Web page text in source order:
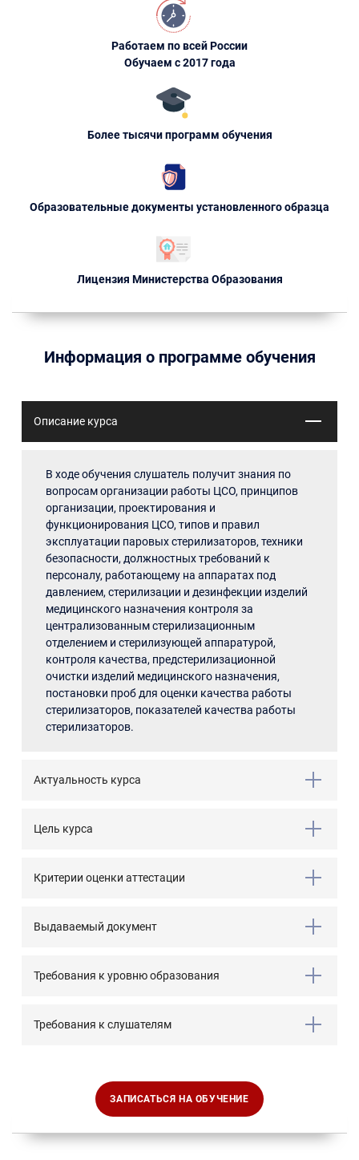
Работаем по всей России
Обучаем с 2017 года
Более тысячи программ обучения
Образовательные документы установленного образца
Лицензия Министерства Образования
Информация о программе обучения
Описание курса
В ходе обучения слушатель получит знания по
вопросам организации работы ЦСО, принципов
организации, проектирования и
функционирования ЦСО, типов и правил
эксплуатации паровых стерилизаторов, техники
безопасности, должностных требований к
персоналу, работающему на аппаратах под
давлением, стерилизации и дезинфекции изделий
медицинского назначения контроля за
централизованным стерилизационным
отделением и стерилизующей аппаратурой,
контроля качества, предстерилизационной
очистки изделий медицинского назначения,
постановки проб для оценки качества работы
стерилизаторов, показателей качества работы
стерилизаторов.
Актуальность курса
Цель курса
Критерии оценки аттестации
Выдаваемый документ
Требования к уровню образования
Требования к слушателям
ЗАПИСАТЬСЯ НА ОБУЧЕНИЕ